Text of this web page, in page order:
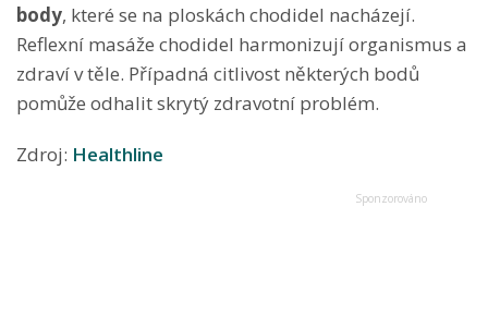
body, které se na ploskách chodidel nacházejí.
Reflexní masáže chodidel harmonizují organismus a
zdraví v těle. Případná citlivost některých bodů
pomůže odhalit skrytý zdravotní problém.
Zdroj: Healthline